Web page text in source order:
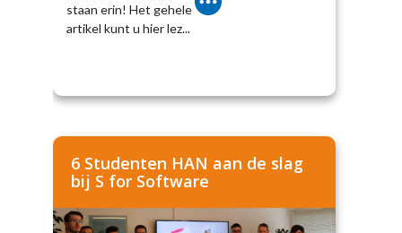
staan erin! Het gehele
artikel kunt u hier lez...
6 Studenten HAN aan de slag
bij S for Software